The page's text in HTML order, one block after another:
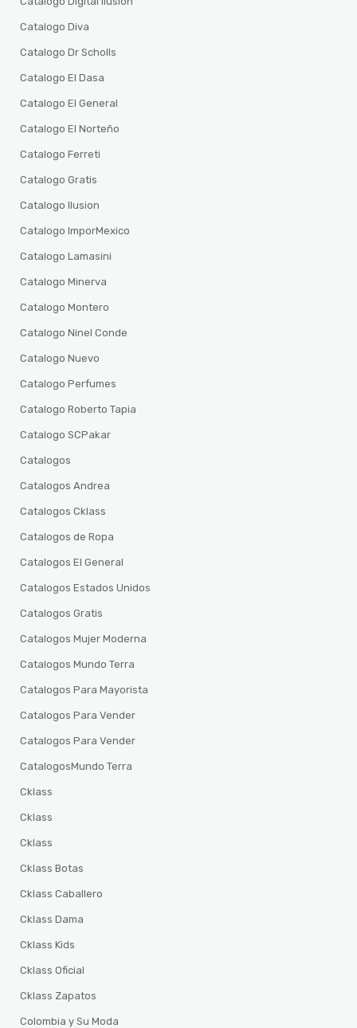
Catalogo Diva
Catalogo Dr Scholls
Catalogo El Dasa
Catalogo El General
Catalogo El Norteño
Catalogo Ferreti
Catalogo Gratis
Catalogo Ilusion
Catalogo ImporMexico
Catalogo Lamasini
Catalogo Minerva
Catalogo Montero
Catalogo Ninel Conde
Catalogo Nuevo
Catalogo Perfumes
Catalogo Roberto Tapia
Catalogo SCPakar
Catalogos
Catalogos Andrea
Catalogos Cklass
Catalogos de Ropa
Catalogos El General
Catalogos Estados Unidos
Catalogos Gratis
Catalogos Mujer Moderna
Catalogos Mundo Terra
Catalogos Para Mayorista
Catalogos Para Vender
Catalogos Para Vender
CatalogosMundo Terra
Cklass
Cklass
Cklass
Cklass Botas
Cklass Caballero
Cklass Dama
Cklass Kids
Cklass Oficial
Cklass Zapatos
Colombia y Su Moda